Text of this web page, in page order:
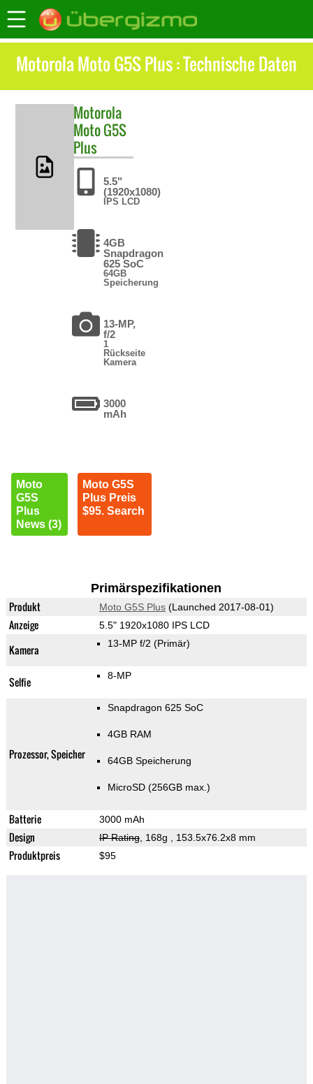
Motorola Moto G5S Plus : Technische Daten
Motorola
Moto G5S
Plus
5.5"
(1920x1080)
IPS LCD
4GB
Snapdragon
625 SoC
64GB
Speicherung
13-MP,
f/2
1
Rückseite
Kamera
3000
mAh
Moto
G5S
Plus
News (3)
Moto G5S
Plus Preis
$95. Search
Primärspezifikationen
Produkt Moto G5S Plus(Launched 2017-08-01)
Anzeige 5.5" 1920x1080 IPS LCD
Kamera 13-MP f/2 (Primär)
Selfie 8-MP
Prozessor, Speicher
Snapdragon 625 SoC
4GB RAM
64GB Speicherung
MicroSD (256GB max.)
Batterie 3000 mAh
Design IP Rating, 168g , 153.5x76.2x8 mm
Produktpreis $95